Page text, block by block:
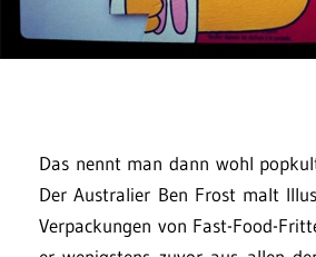
Das nennt man dann wohl
Der Australier Ben Frost malt
Verpackungen von Fast-Food-